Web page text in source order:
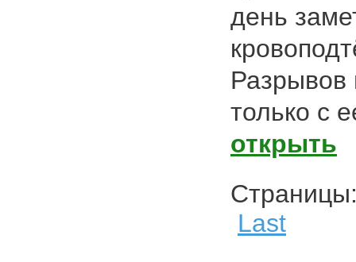
день
Разрывов
только с
открыть
Last